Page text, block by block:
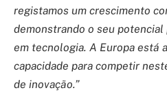
registamos um crescimento
demonstrando o seu
em tecnologia. A Europa está
capacidade para competir
de inovação.”